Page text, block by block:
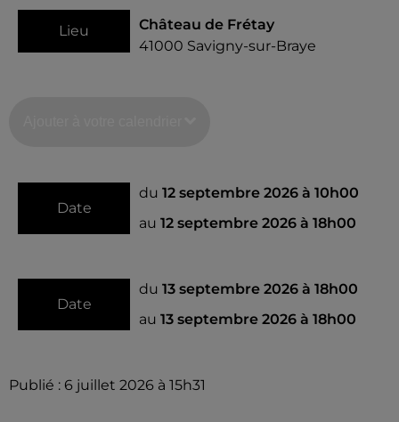
Lieu
Château de Frétay
41000 Savigny-sur-Braye
Date
du 12 septembre 2026 à 10h00
au 12 septembre 2026 à 18h00
Date
du 13 septembre 2026 à 18h00
au 13 septembre 2026 à 18h00
Publié : 6 juillet 2026 à 15h31